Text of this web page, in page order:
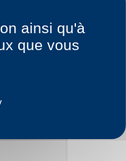
ainsi qu'à
que vous